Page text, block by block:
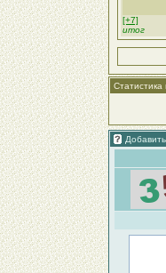
[+7]
итог
Статистика